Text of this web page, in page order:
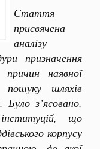
Стаття
присвячена
аналізу
призначення
наявної
шляхів
Було з’ясовано,
що
корпусу